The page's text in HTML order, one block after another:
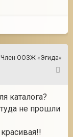
Член ООЗЖ «Эгида»
каталога?
не прошли